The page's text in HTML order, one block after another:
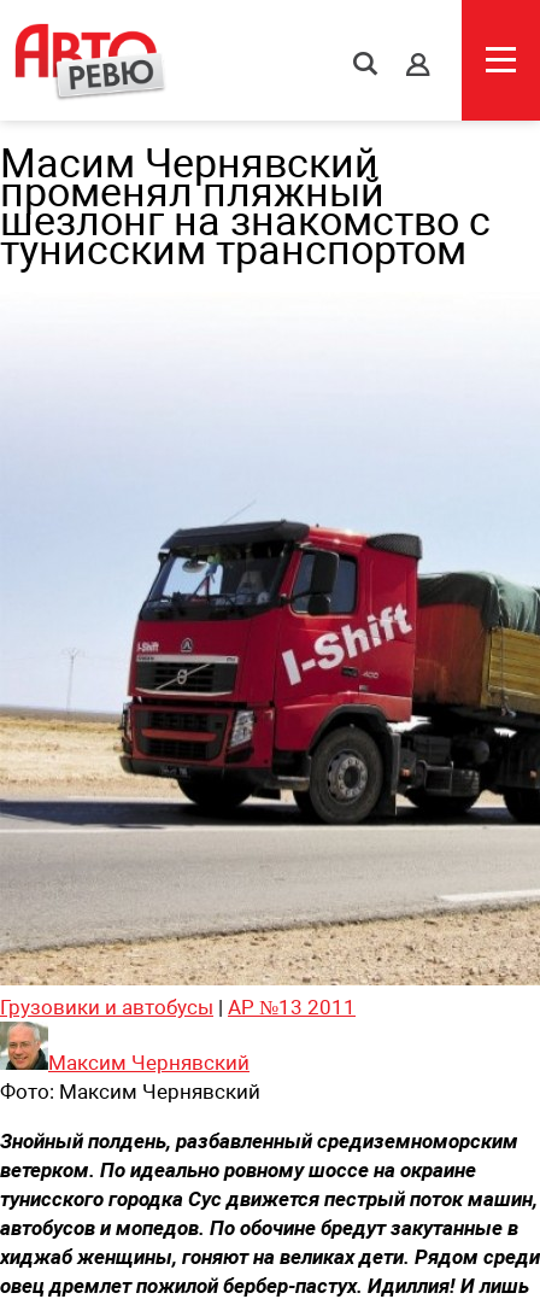
s
Масим Чернявский
променял пляжный
шезлонг на знакомство с
тунисским транспортом
Грузовики и автобусы | АР №13 2011
Максим Чернявский
Фото: Максим Чернявский
Знойный полдень, разбавленный средиземноморским
ветерком. По идеально ровному шоссе на окраине
тунисского городка Сус движется пестрый поток машин,
автобусов и мопедов. По обочине бредут закутанные в
хиджаб женщины, гоняют на великах дети. Рядом среди
овец дремлет пожилой бербер-пастух. Идиллия! И лишь